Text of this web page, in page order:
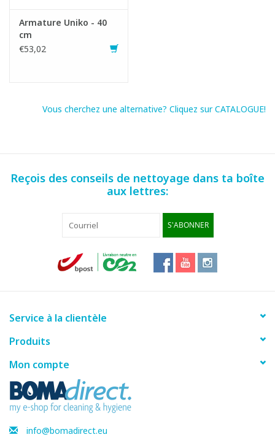
Armature Uniko - 40
cm
€53,02
Vous cherchez une alternative? Cliquez sur CATALOGUE!
Reçois des conseils de nettoyage dans ta boîte
aux lettres:
S'ABONNER
Service à la clientèle
Produits
Mon compte
info@bomadirect.eu